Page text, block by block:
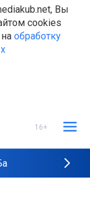
Вы
cookies
обработку
16+